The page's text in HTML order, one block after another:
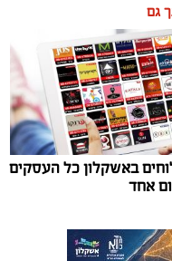
גם
באשקלון כל העסקים
אחד